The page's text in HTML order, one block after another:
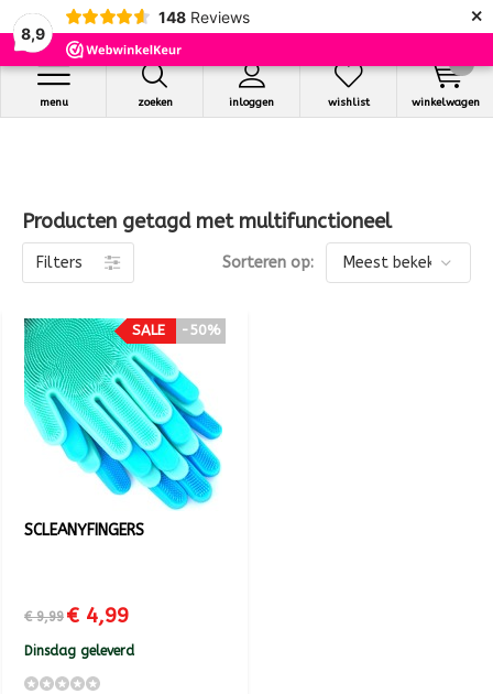
8,9
148 Reviews ×
zoeken inloggen
menu wishlist winkelwagen
Producten getagd met multifunctioneel
Filters Sorteren op:
SCLEANYFINGERS
-50%
SALE
€ 9,99€ 4,99
Dinsdag geleverd